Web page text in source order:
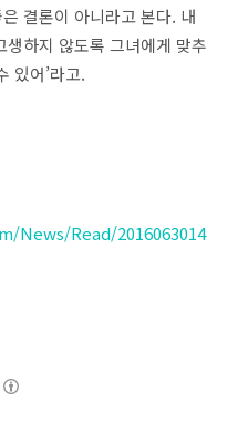
결론이 아니라고 본다. 내
하지 않도록 그녀에게 맞추
있어’라고.
Read/2016063014